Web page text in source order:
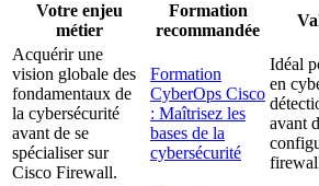
Votre enjeu
métier
Formation
recommandée
Acquérir une
vision globale des
fondamentaux de
la cybersécurité
avant de se
spécialiser sur
Cisco Firewall.
Formation
CyberOps Cisco
: Maîtrisez les
bases de la
cybersécurité
Idéal
en
avant